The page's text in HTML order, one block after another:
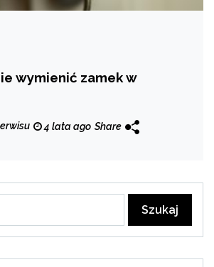
wymienić zamek w
4 lata ago Share